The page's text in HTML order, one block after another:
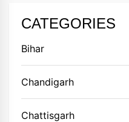
CATEGORIES
Bihar
Chandigarh
Chattisgarh